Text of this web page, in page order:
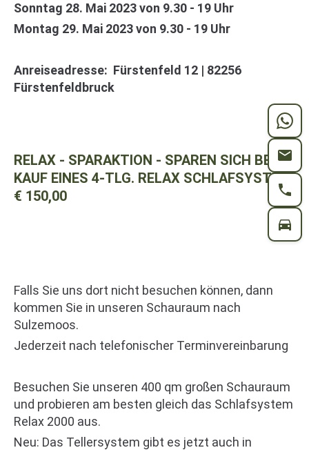
Sonntag 28. Mai 2023 von 9.30 - 19 Uhr
Montag 29. Mai 2023 von 9.30 - 19 Uhr
Anreiseadresse: Fürstenfeld 12 | 82256
Fürstenfeldbruck
RELAX - SPARAKTION - SPAREN SICH BEIM
KAUF EINES 4-TLG. RELAX SCHLAFSYSTEM
€ 150,00
Falls Sie uns dort nicht besuchen können, dann
kommen Sie in unseren Schauraum nach
Sulzemoos.
Jederzeit nach telefonischer Terminvereinbarung
Besuchen Sie unseren 400 qm großen Schauraum
und probieren am besten gleich das Schlafsystem
Relax 2000 aus.
Neu: Das Tellersystem gibt es jetzt auch in